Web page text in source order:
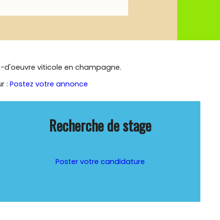
viticole en champagne.
: Postez votre annonce
Recherche de stage
Poster votre candidature